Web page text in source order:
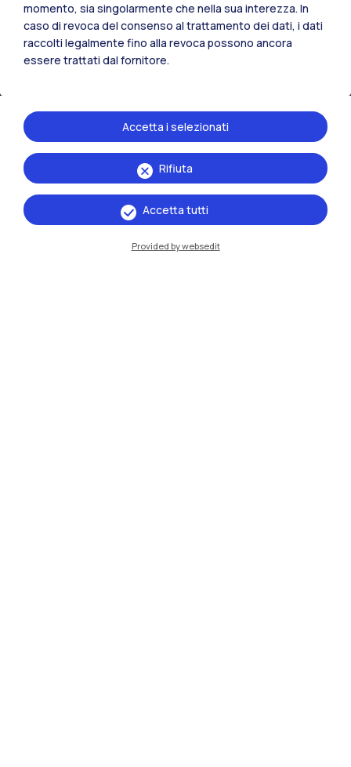
IT EN
momento, sia singolarmente che nella sua interezza. In
caso di revoca del consenso al trattamento dei dati, i dati
raccolti legalmente fino alla revoca possono ancora
essere trattati dal fornitore.
Rifiuta
Accetta i selezionati
Accetta tutti
Provided by websedit